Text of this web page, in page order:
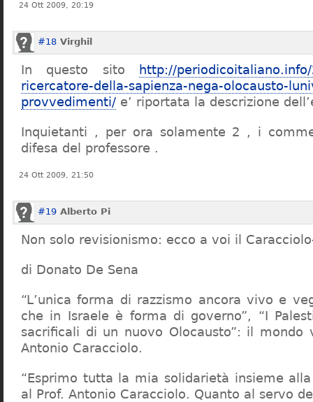
24 Ott 2009, 20:19
#18 Virghil
In questo sito
http://
ricercatore-della-sapienza-nega-olocausto-
provvedimenti/ e’ riportata la descrizione
Inquietanti , per ora solamente 2 , i
difesa del professore .
24 Ott 2009, 21:50
#19 Alberto Pi
Non solo revisionismo: ecco a voi il
di Donato De Sena
“L’unica forma di razzismo ancora vivo e
che in Israele è forma di governo”, “I
sacrificali di un nuovo Olocausto”: il mondo
Antonio Caracciolo.
“Esprimo tutta la mia solidarietà insieme
al Prof. Antonio Caracciolo. Quanto al servo